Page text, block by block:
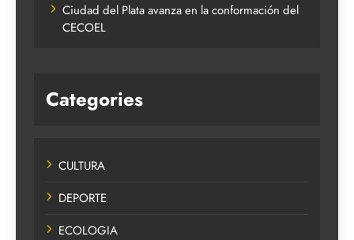
Ciudad del Plata avanza en la conformación del
CECOEL
Categories
CULTURA
DEPORTE
ECOLOGIA